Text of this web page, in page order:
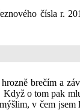
čísla r.
brečím a
Když o tom pak
v čem jsem